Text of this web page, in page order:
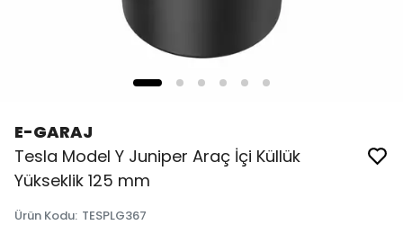
E-GARAJ
Tesla Model Y Juniper Araç İçi Küllük
Yükseklik 125 mm
Ürün Kodu: TESPLG367